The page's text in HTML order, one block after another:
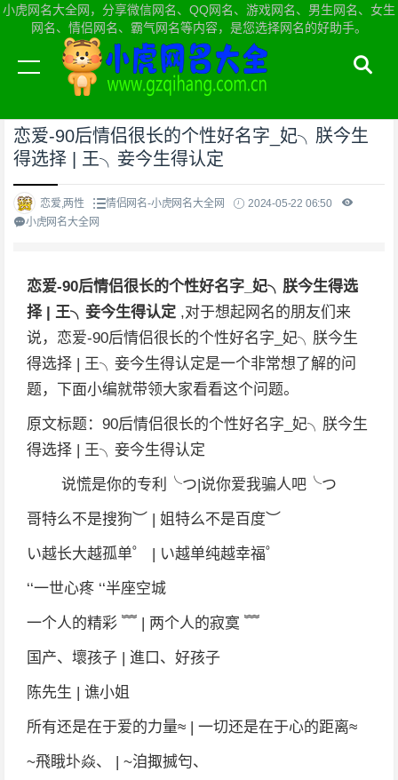
小虎网名大全网，分享微信网名、QQ网名、游戏网名、男生网名、女生
网名、情侣网名、霸气网名等内容，是您选择网名的好助手。
当前位置：小虎网名大全网首页>情侣网名
恋爱-90后情侣很长的个性好名字_妃╮朕今生
得选择 | 王╮妾今生得认定
恋爱,两性 情侣网名-小虎网名大全网
2024-05-22 06:50
小虎网名大全网
恋爱-90后情侣很长的个性好名字_妃╮朕今生得选
择 | 王╮妾今生得认定 ,对于想起网名的朋友们来
说，恋爱-90后情侣很长的个性好名字_妃╮朕今生
得选择 | 王╮妾今生得认定是一个非常想了解的问
题，下面小编就带领大家看看这个问题。
原文标题：90后情侣很长的个性好名字_妃╮朕今生
得选择 | 王╮妾今生得认定
说慌是你的专利╰つ|说你爱我骗人吧╰つ
哥特么不是搜狗︶ | 姐特么不是百度︶
い越长大越孤单゜ | い越单纯越幸福゜
‘‘一世心疼 ‘‘半座空城
一个人的精彩 ﹌ | 两个人的寂寞 ﹌
国产、壞孩子 | 進口、好孩子
陈先生 | 谯小姐
所有还是在于爱的力量≈ | 一切还是在于心的距离≈
~飛睋圤焱、 | ~洎掫搣匄、